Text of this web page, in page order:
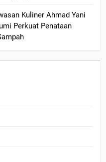
Kuliner Ahmad Yani
Perkuat Penataan